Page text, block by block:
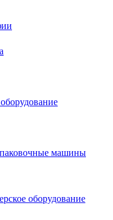
машины
оборудование